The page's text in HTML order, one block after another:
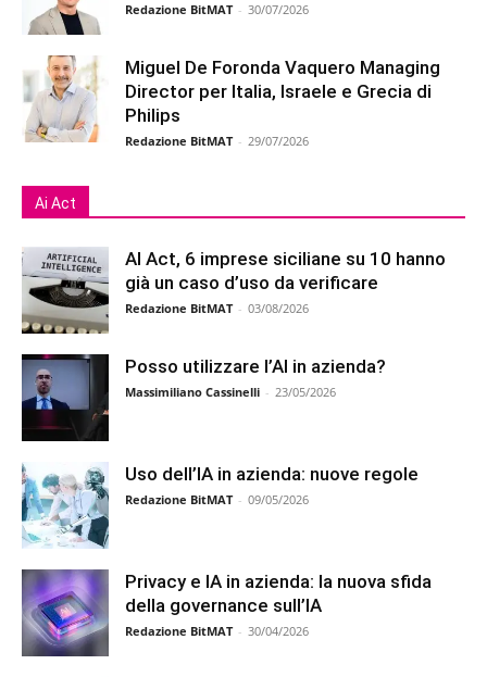
Redazione BitMAT - 30/07/2026
Miguel De Foronda Vaquero Managing
Director per Italia, Israele e Grecia di
Philips
Redazione BitMAT - 29/07/2026
Ai Act
AI Act, 6 imprese siciliane su 10 hanno
già un caso d’uso da verificare
Redazione BitMAT - 03/08/2026
Posso utilizzare l’AI in azienda?
Massimiliano Cassinelli - 23/05/2026
Uso dell’IA in azienda: nuove regole
Redazione BitMAT - 09/05/2026
Privacy e IA in azienda: la nuova sfida
della governance sull’IA
Redazione BitMAT - 30/04/2026